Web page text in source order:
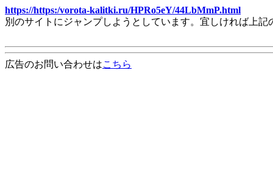
https://https:/vorota-kalitki.ru/HPRo5eY/44LbMmP.html
別のサイトにジャンプしようとしています。宜しければ上
広告のお問い合わせはこちら